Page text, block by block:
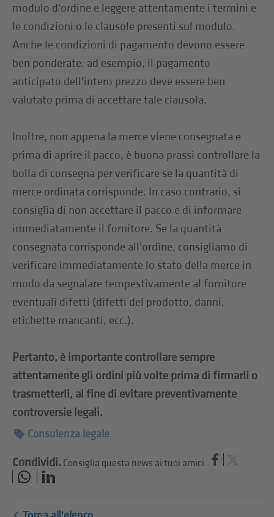
modulo d'ordine e leggere attentamente i termini e
le condizioni o le clausole presenti sul modulo.
Anche le condizioni di pagamento devono essere
ben ponderate: ad esempio, il pagamento
anticipato dell'intero prezzo deve essere ben
valutato prima di accettare tale clausola.
Inoltre, non appena la merce viene consegnata e
prima di aprire il pacco, è buona prassi controllare la
bolla di consegna per verificare se la quantità di
merce ordinata corrisponde. In caso contrario, si
consiglia di non accettare il pacco e di informare
immediatamente il fornitore. Se la quantità
consegnata corrisponde all'ordine, consigliamo di
verificare immediatamente lo stato della merce in
modo da segnalare tempestivamente al fornitore
eventuali difetti (difetti del prodotto, danni,
etichette mancanti, ecc.).
Pertanto, è importante controllare sempre
attentamente gli ordini più volte prima di firmarli o
trasmetterli, al fine di evitare preventivamente
controversie legali.
Consulenza legale
Condividi. Consiglia questa news ai tuoi amici.